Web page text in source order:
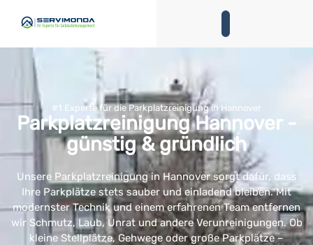
#1 Experte für die Parkplatzreinigung in Hannover
Parkplatzreinigung Hannover -
günstig & gründlich
Unsere Parkplatzreinigung in Hannoversorgt dafür, dass
Ihre Parkplätze stets sauber und einladend bleiben. Mit
modernster Technik und einem erfahrenen Team entfernen
wir Schmutz, Laub, Unrat und andere Verunreinigungen. Ob
kleine Stellplätze, Gehwege oder große Parkplätze –